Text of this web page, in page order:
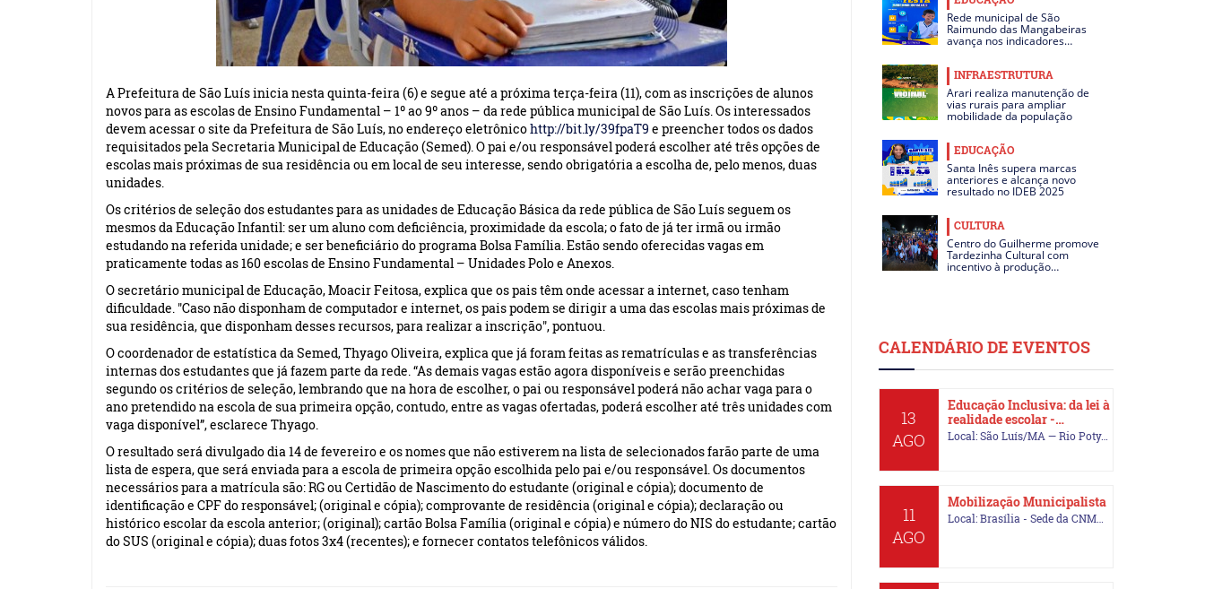
A Prefeitura de São Luís inicia nesta quinta-feira (6) e segue até a próxima terça-feira (11), com as inscrições de alunos
novos para as escolas de Ensino Fundamental – 1º ao 9º anos – da rede pública municipal de São Luís. Os interessados
devem acessar osite da Prefeitura de São Luís, no endereço eletrônicohttp://bit.ly/39fpaT9 e preencher todos os dados
requisitados pela Secretaria Municipal de Educação (Semed). O pai e/ou responsável poderá escolher até três opções de
escolas mais próximas de sua residência ou em local de seu interesse, sendo obrigatória a escolha de, pelo menos, duas
unidades.
Os critérios de seleção dos estudantes para as unidades de Educação Básica da rede pública de São Luís seguem os
mesmos da Educação Infantil: ser um aluno com deficiência, proximidade da escola; o fato de já ter irmã ou irmão
estudando na referida unidade; e ser beneficiário do programa Bolsa Família. Estão sendo oferecidas vagas em
praticamente todas as 160 escolas de Ensino Fundamental – Unidades Polo e Anexos.
O secretário municipal de Educação, Moacir Feitosa, explica que os pais têm onde acessar a internet, caso tenham
dificuldade. "Caso não disponham de computador e internet, os pais podem se dirigir a uma das escolas mais próximas de
sua residência, que disponham desses recursos, para realizar a inscrição", pontuou.
O coordenador de estatística da Semed, Thyago Oliveira, explica que já foram feitas as rematrículas e as transferências
internas dos estudantes que já fazem parte da rede. “As demais vagas estão agora disponíveis e serão preenchidas
segundo os critérios de seleção, lembrando que na hora de escolher, o pai ou responsável poderá não achar vaga para o
ano pretendido na escola de sua primeira opção, contudo, entre as vagas ofertadas, poderá escolher até três unidades com
vaga disponível”, esclarece Thyago.
O resultado será divulgado dia 14 de fevereiro e os nomes que não estiverem na lista de selecionados farão parte de uma
lista de espera, que será enviada para a escola de primeira opção escolhida pelo pai e/ou responsável. Os documentos
necessários para a matrícula são: RG ou Certidão de Nascimento do estudante (original e cópia); documento de
identificação e CPF do responsável; (original e cópia); comprovante de residência (original e cópia); declaração ou
histórico escolar da escola anterior; (original); cartão Bolsa Família (original e cópia) e número do NIS do estudante; cartão
do SUS (original e cópia); duas fotos 3x4 (recentes); e fornecer contatos telefônicos válidos.
Rede municipal de São
Raimundo das Mangabeiras
avança nos indicadores…
INFRAESTRUTURA
Arari realiza manutenção de
vias rurais para ampliar
mobilidade da população
EDUCAÇÃO
Santa Inês supera marcas
anteriores e alcança novo
resultado no IDEB 2025
CULTURA
Centro do Guilherme promove
Tardezinha Cultural com
incentivo à produção…
CALENDÁRIO DE EVENTOS
13
AGO
Educação Inclusiva: da lei à
realidade escolar -…
Local: São Luís/MA — Rio Poty…
11
AGO
Mobilização Municipalista
Local: Brasília - Sede da CNM…